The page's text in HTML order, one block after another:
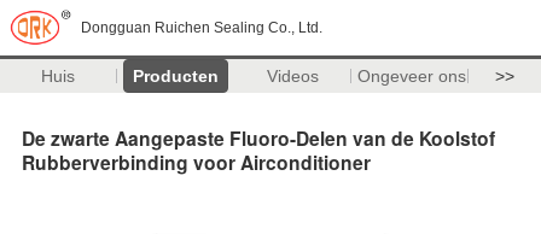
Dongguan Ruichen Sealing Co., Ltd.
Huis Producten Videos Ongeveer ons >>
De zwarte Aangepaste Fluoro-Delen van de Koolstof
Rubberverbinding voor Airconditioner